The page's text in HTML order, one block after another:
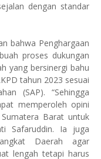
dengan standar
bahwa Penghargaan
proses dukungan
yang bersinergi bahu
tahun 2023 sesuai
(SAP). “Sehingga
memperoleh opini
Barat untuk
Safaruddin. Ia juga
Daerah agar
lengah tetapi harus